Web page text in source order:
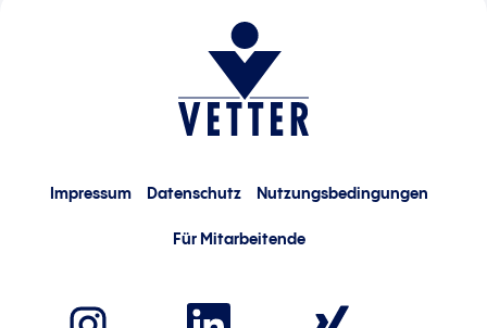
Impressum Datenschutz Nutzungsbedingungen
Für Mitarbeitende
W
W